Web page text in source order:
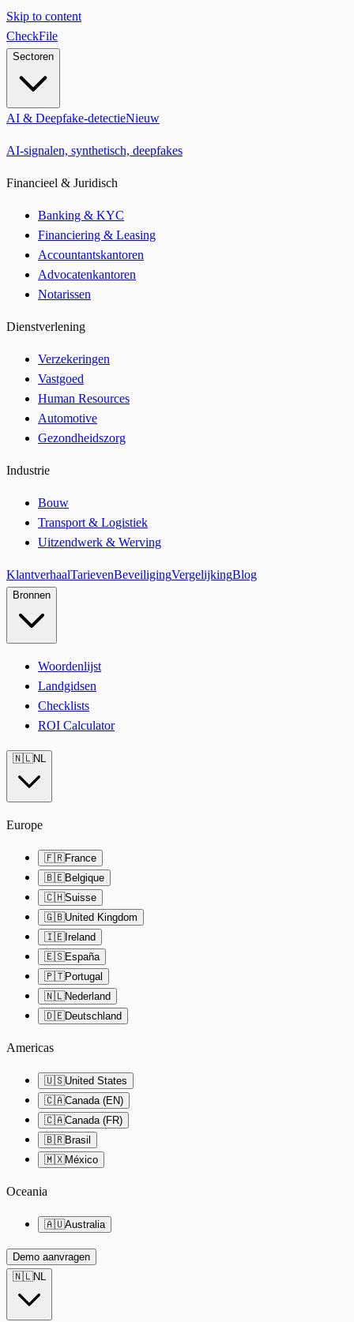
Skip to content
CheckFile
Sectoren
AI & Deepfake-detectieNieuw
AI-signalen, synthetisch, deepfakes
Financieel & Juridisch
Banking & KYC
Financiering & Leasing
Accountantskantoren
Advocatenkantoren
Notarissen
Dienstverlening
Verzekeringen
Vastgoed
Human Resources
Automotive
Gezondheidszorg
Industrie
Bouw
Transport & Logistiek
Uitzendwerk & Werving
KlantverhaalTarievenBeveiligingVergelijkingBlog
Bronnen
Woordenlijst
Landgidsen
Checklists
ROI Calculator
🇳🇱NL
Europe
🇫🇷France
🇧🇪Belgique
🇨🇭Suisse
🇬🇧United Kingdom
🇮🇪Ireland
🇪🇸España
🇵🇹Portugal
🇳🇱Nederland
🇩🇪Deutschland
Americas
🇺🇸United States
🇨🇦Canada (EN)
🇨🇦Canada (FR)
🇧🇷Brasil
🇲🇽México
Oceania
🇦🇺Australia
Demo aanvragen
🇳🇱NL